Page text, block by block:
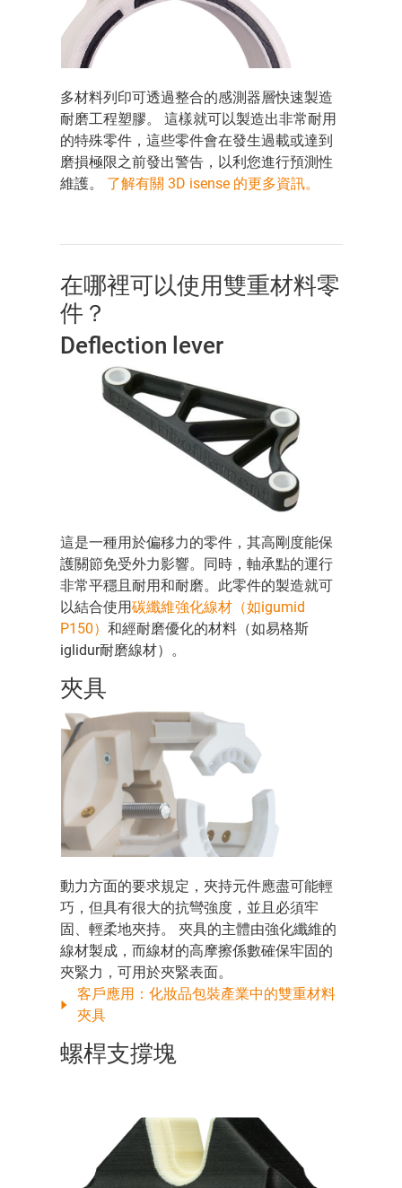
多材料列印可透過整合的感測器層快速製造
耐磨工程塑膠。 這樣就可以製造出非常耐用
的特殊零件，這些零件會在發生過載或達到
磨損極限之前發出警告，以利您進行預測性
維護。 了解有關 3D isense 的更多資訊。
在哪裡可以使用雙重材料零
件？
Deflection lever
這是一種用於偏移力的零件，其高剛度能保
護關節免受外力影響。同時，軸承點的運行
非常平穩且耐用和耐磨。此零件的製造就可
以結合使用碳纖維強化線材（如igumid
P150） 和經耐磨優化的材料（如易格斯
iglidur耐磨線材）。
夾具
動力方面的要求規定，夾持元件應盡可能輕
巧，但具有很大的抗彎強度，並且必須牢
固、輕柔地夾持。 夾具的主體由強化纖維的
線材製成，而線材的高摩擦係數確保牢固的
夾緊力，可用於夾緊表面。
客戶應用：化妝品包裝產業中的雙重材料
夾具
螺桿支撐塊